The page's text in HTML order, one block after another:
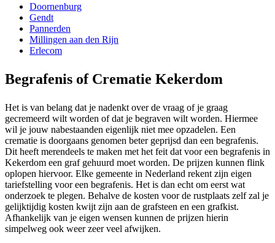
Doornenburg
Gendt
Pannerden
Millingen aan den Rijn
Erlecom
Begrafenis of Crematie Kekerdom
Het is van belang dat je nadenkt over de vraag of je graag
gecremeerd wilt worden of dat je begraven wilt worden. Hiermee
wil je jouw nabestaanden eigenlijk niet mee opzadelen. Een
crematie is doorgaans genomen beter geprijsd dan een begrafenis.
Dit heeft merendeels te maken met het feit dat voor een begrafenis in
Kekerdom een graf gehuurd moet worden. De prijzen kunnen flink
oplopen hiervoor. Elke gemeente in Nederland rekent zijn eigen
tariefstelling voor een begrafenis. Het is dan echt om eerst wat
onderzoek te plegen. Behalve de kosten voor de rustplaats zelf zal je
gelijktijdig kosten kwijt zijn aan de grafsteen en een grafkist.
Afhankelijk van je eigen wensen kunnen de prijzen hierin
simpelweg ook weer zeer veel afwijken.